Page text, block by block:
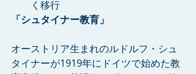
く移行
「シュタイナー教育」
オーストリア生まれのルドルフ・シュ
タイナーが1919年にドイツで始めた教